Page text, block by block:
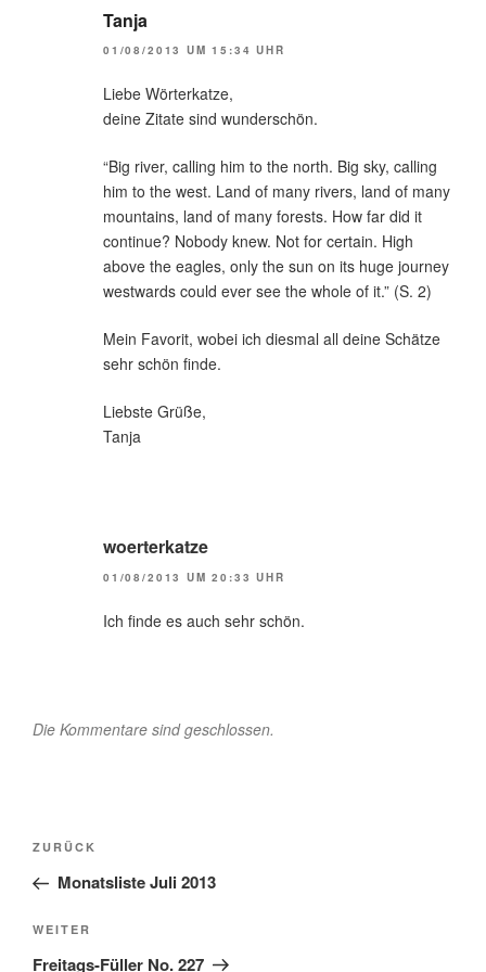
Tanja
01/08/2013 UM 15:34 UHR
Liebe Wörterkatze,
deine Zitate sind wunderschön.
“Big river, calling him to the north. Big sky, calling
him to the west. Land of many rivers, land of many
mountains, land of many forests. How far did it
continue? Nobody knew. Not for certain. High
above the eagles, only the sun on its huge journey
westwards could ever see the whole of it.” (S. 2)
Mein Favorit, wobei ich diesmal all deine Schätze
sehr schön finde.
Liebste Grüße,
Tanja
woerterkatze
01/08/2013 UM 20:33 UHR
Ich finde es auch sehr schön.
Die Kommentare sind geschlossen.
Beitragsnavigation
Vorheriger
Beitrag
ZURÜCK
Monatsliste Juli 2013
Nächster
Beitrag
WEITER
Freitags-Füller No. 227